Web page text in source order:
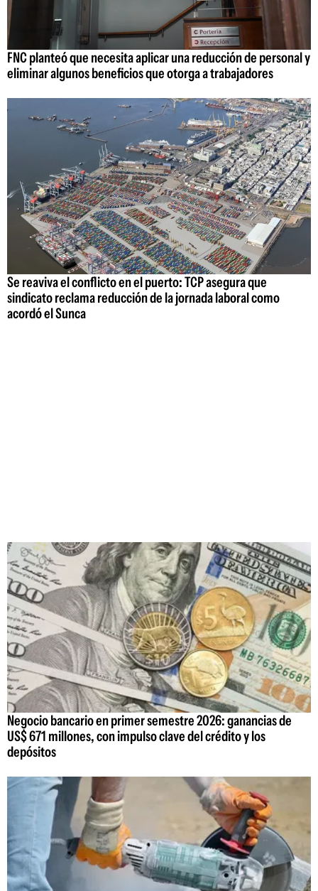
FNC planteó que necesita aplicar una reducción de personal y
eliminar algunos beneficios que otorga a trabajadores
Se reaviva el conflicto en el puerto: TCP asegura que
sindicato reclama reducción de la jornada laboral como
acordó el Sunca
Negocio bancario en primer semestre 2026: ganancias de
US$ 671 millones, con impulso clave del crédito y los
depósitos